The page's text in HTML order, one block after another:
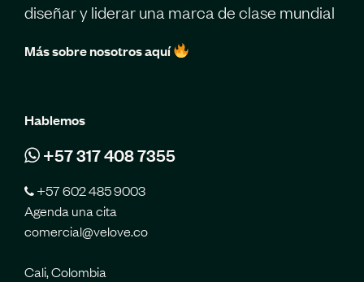
diseñar y liderar una marca de clase mundial
Más sobre nosotros aquí
Hablemos
+57 317 408 7355
+57 602 485 9003
Agenda una cita
comercial@velove.co
Cali, Colombia